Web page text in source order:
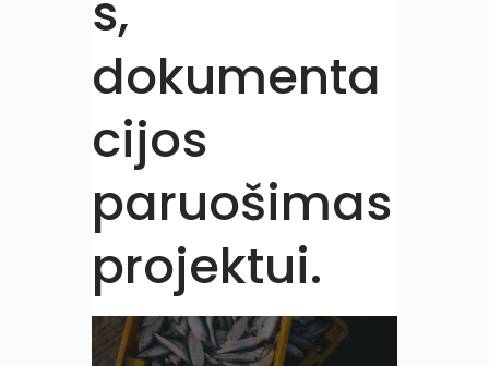
s,
dokumenta
cijos
paruošimas
projektui.